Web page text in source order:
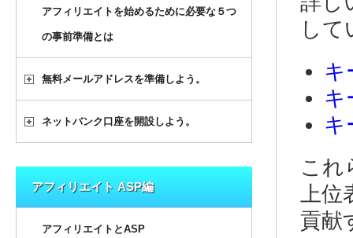
して
キ
キ
キ
これ
上位
貢献
アフィリエイトを始めるために必要な５つ
の事前準備とは
無料メールアドレスを準備しよう。
ネットバンク口座を開設しよう。
アフィリエイト ASP編
アフィリエイトとASP